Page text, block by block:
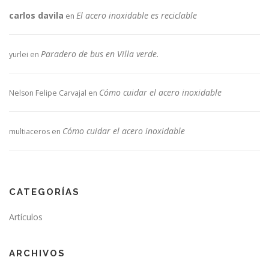
carlos davila en El acero inoxidable es reciclable
yurlei en Paradero de bus en Villa verde.
Nelson Felipe Carvajal en Cómo cuidar el acero inoxidable
multiaceros en Cómo cuidar el acero inoxidable
CATEGORÍAS
Artículos
ARCHIVOS